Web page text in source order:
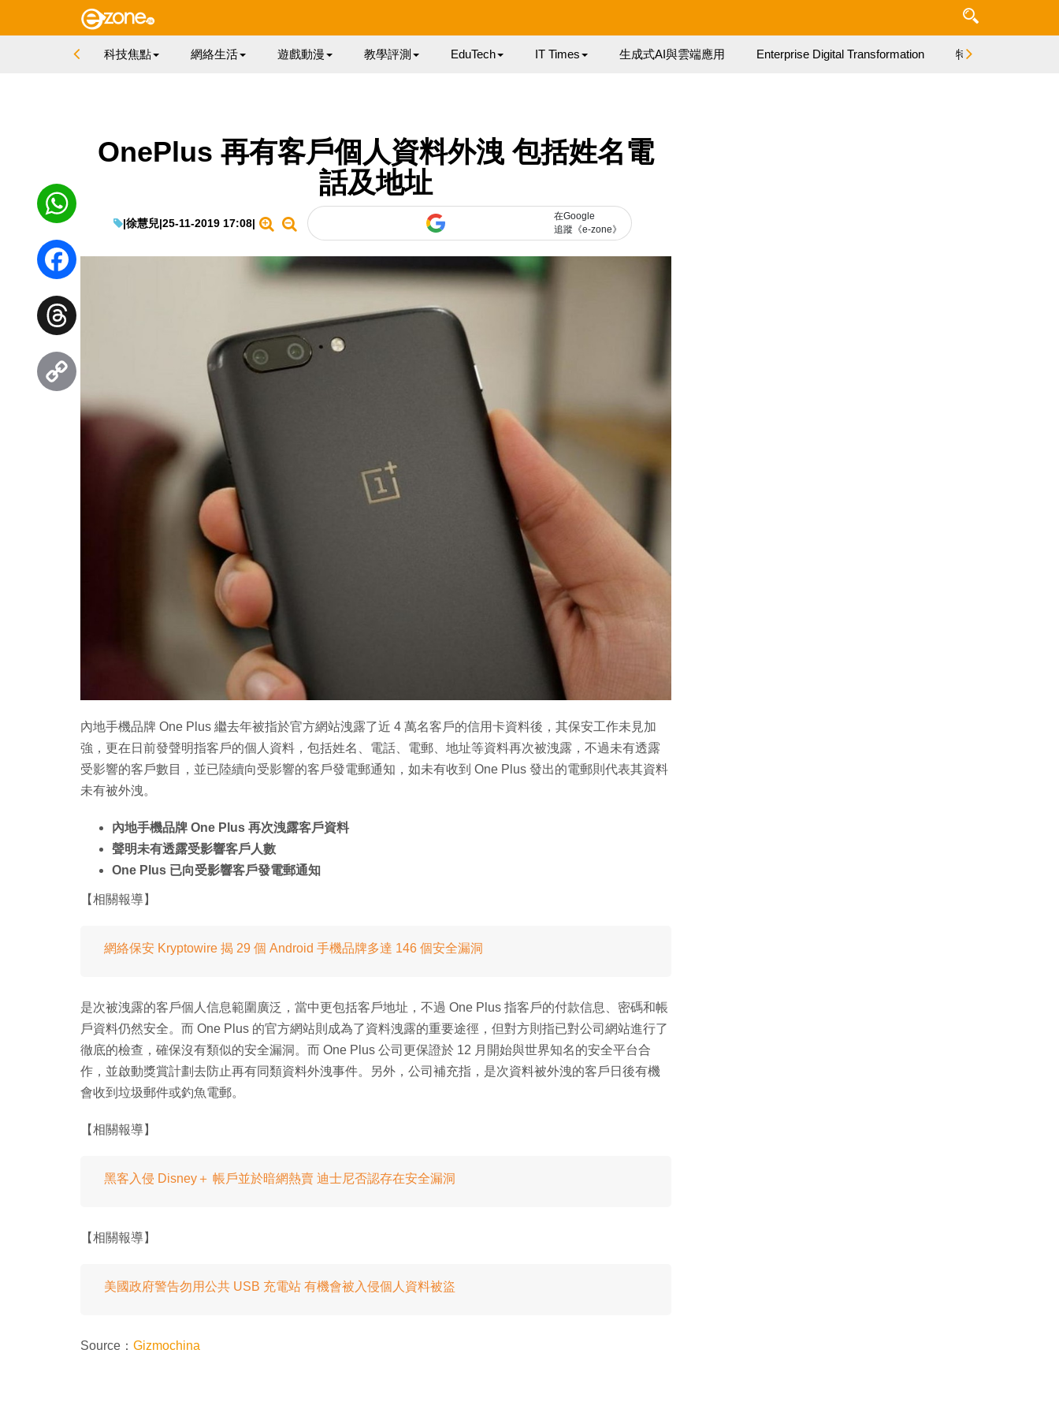
科技焦點 網絡生活 遊戲動漫 教學評測 EduTech IT Times 生成式AI與雲端應用 Enterprise Digital Transformation 特集
OnePlus 再有客戶個人資料外洩 包括姓名電
話及地址
|徐慧兒|25-11-2019 17:08|
在Google
追蹤《e-zone》
內地手機品牌 One Plus 繼去年被指於官方網站洩露了近 4 萬名客戶的信用卡資料後，其保安工作未見加
強，更在日前發聲明指客戶的個人資料，包括姓名、電話、電郵、地址等資料再次被洩露，不過未有透露
受影響的客戶數目，並已陸續向受影響的客戶發電郵通知，如未有收到 One Plus 發出的電郵則代表其資料
未有被外洩。
內地手機品牌 One Plus 再次洩露客戶資料
聲明未有透露受影響客戶人數
One Plus 已向受影響客戶發電郵通知
【相關報導】
網絡保安 Kryptowire 揭 29 個 Android 手機品牌多達 146 個安全漏洞
是次被洩露的客戶個人信息範圍廣泛，當中更包括客戶地址，不過 One Plus 指客戶的付款信息、密碼和帳
戶資料仍然安全。而 One Plus 的官方網站則成為了資料洩露的重要途徑，但對方則指已對公司網站進行了
徹底的檢查，確保沒有類似的安全漏洞。而 One Plus 公司更保證於 12 月開始與世界知名的安全平台合
作，並啟動獎賞計劃去防止再有同類資料外洩事件。另外，公司補充指，是次資料被外洩的客戶日後有機
會收到垃圾郵件或釣魚電郵。
【相關報導】
黑客入侵 Disney＋ 帳戶並於暗網熱賣 迪士尼否認存在安全漏洞
【相關報導】
美國政府警告勿用公共 USB 充電站 有機會被入侵個人資料被盜
Source： Gizmochina
WhatsApp
Facebook
Threads
Copy